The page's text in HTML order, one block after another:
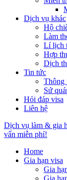
Dịch vụ khác
Hộ
Làm
Lí lịch
Hợp
Dịch
Tin tức
Thông
Sứ
Hỏi đáp visa
Liên hệ
Dịch vụ làm & gia
vấn miễn phí!
Home
Gia hạn visa
Gia
Gia